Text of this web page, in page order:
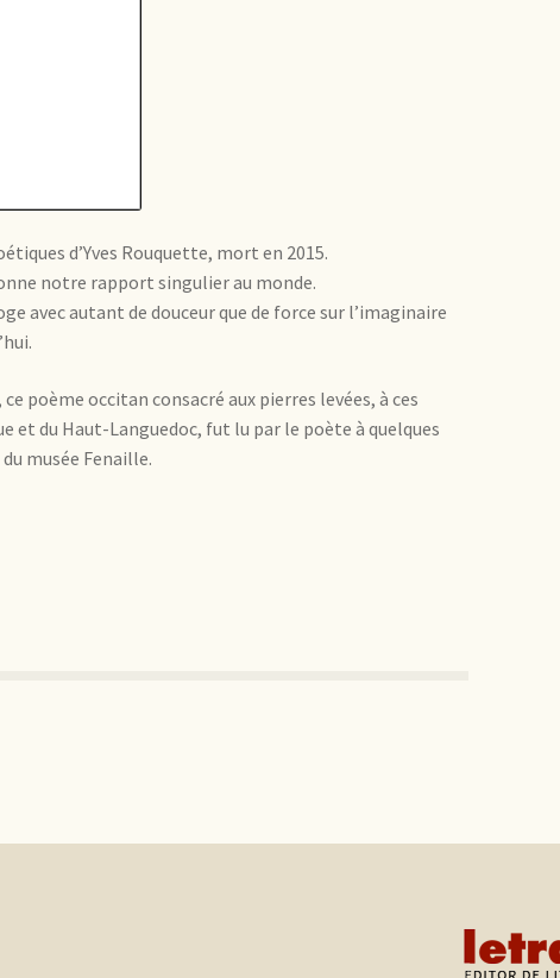
d’Yves Rouquette, mort en 2015.
notre rapport singulier au monde.
avec autant de douceur que de force sur l’imaginaire
poème occitan consacré aux pierres levées, à ces
et du Haut-Languedoc, fut lu par le poète à quelques
musée Fenaille.